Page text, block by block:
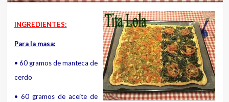
INGREDIENTES:
Para la masa:
• 60 gramos de manteca de
cerdo
• 60 gramos de aceite de